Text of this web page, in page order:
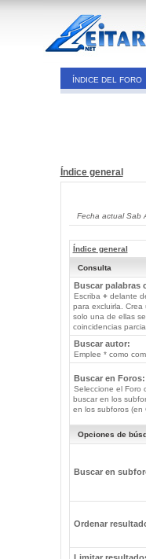
ÍNDICE DEL FORO
Índice general
Fecha actual Sab
Índice general
Consulta
Buscar palabras
Escriba +delante
para excluirla.
solo una de ellas
coincidencias
Buscar autor:
Emplee * como
Buscar en Foros:
Seleccione el Foro
buscar en los
en los subforos (en
Opciones de
Buscar en
Ordenar